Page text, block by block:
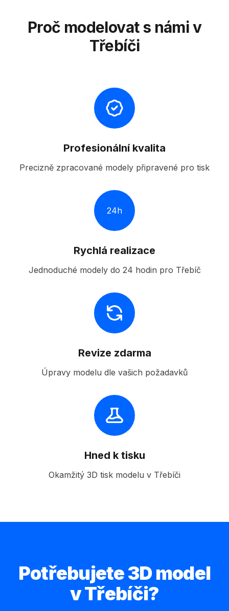
Proč modelovat s námi v
Třebíči
Profesionální kvalita
Precizně zpracované modely připravené pro tisk
24h
Rychlá realizace
Jednoduché modely do 24 hodin pro Třebíč
Revize zdarma
Úpravy modelu dle vašich požadavků
Hned k tisku
Okamžitý 3D tisk modelu v Třebíči
Potřebujete 3D model
v Třebíči?